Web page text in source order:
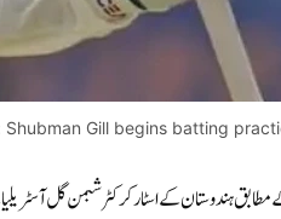
Shubman Gill begins batting